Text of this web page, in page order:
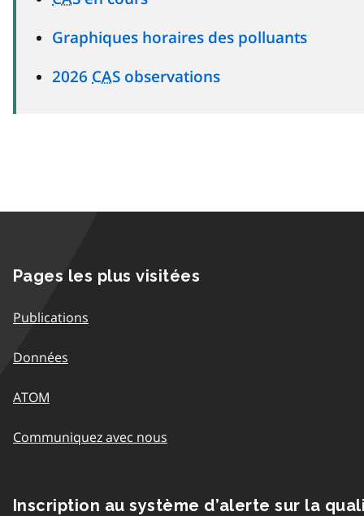
Graphiques horaires des polluants
2026 CAS observations
Pages les plus visitées
Publications
Données
ATOM
Communiquez avec nous
Inscription au système d’alerte sur la